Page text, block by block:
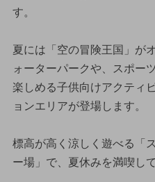
す。
夏には「空の冒険王国」が
ォーターパークや、スポー
楽しめる子供向けアクティ
ョンエリアが登場します。
標高が高く涼しく遊べる「
ー場」で、夏休みを満喫し